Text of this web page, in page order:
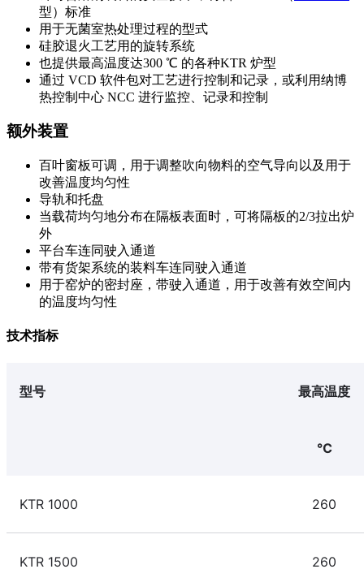
型）标准
用于无菌室热处理过程的型式
硅胶退火工艺用的旋转系统
也提供最高温度达300 ℃ 的各种KTR 炉型
通过 VCD 软件包对工艺进行控制和记录，或利用纳博
热控制中心 NCC 进行监控、记录和控制
额外装置
百叶窗板可调，用于调整吹向物料的空气导向以及用于
改善温度均匀性
导轨和托盘
当载荷均匀地分布在隔板表面时，可将隔板的2/3拉出炉
外
平台车连同驶入通道
带有货架系统的装料车连同驶入通道
用于窑炉的密封座，带驶入通道，用于改善有效空间内
的温度均匀性
技术指标
型号 最高温度
℃
KTR 1000 260
KTR 1500 260